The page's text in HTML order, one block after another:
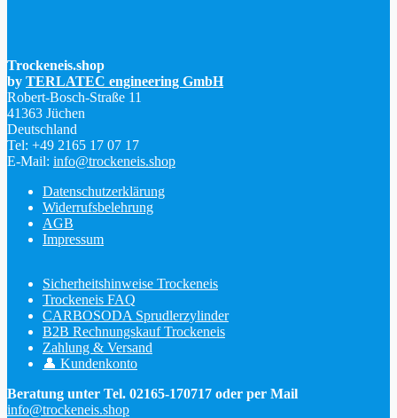
Trockeneis.shop
by TERLATEC engineering GmbH
Robert-Bosch-Straße 11
41363 Jüchen
Deutschland
Tel: +49 2165 17 07 17
E-Mail: info@trockeneis.shop
Datenschutzerklärung
Widerrufsbelehrung
AGB
Impressum
Sicherheitshinweise Trockeneis
Trockeneis FAQ
CARBOSODA Sprudlerzylinder
B2B Rechnungskauf Trockeneis
Zahlung & Versand
👤 Kundenkonto
Beratung unter Tel. 02165-170717 oder per Mail
info@trockeneis.shop